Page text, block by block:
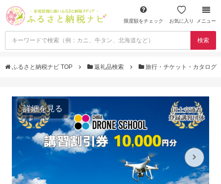
限度額をチェック お気に入り メニュー
検索
ふるさと納税ナビ TOP 返礼品検索 旅行・チケット・カタログ
詳細を見る